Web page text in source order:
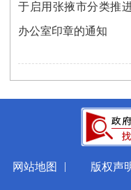
于启用张掖市分类推
办公室印章的通知
网站地图 | 版权声